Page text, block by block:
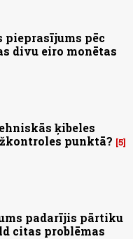
pēc
divu eiro monētas
ķibeles
punktā? 5
padarījis pārtiku
citas problēmas